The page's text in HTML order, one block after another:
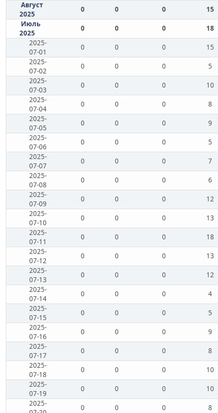
Август
2025
0 0 0
15
Июль
2025
0 0 0
18
2025-
07-01
0 0 0
15
2025-
07-02
0 0 0
5
2025-
07-03
0 0 0
10
2025-
07-04
0 0 0
8
2025-
07-05
0 0 0
9
2025-
07-06
0 0 0
5
2025-
07-07
0 0 0
7
2025-
07-08
0 0 0
6
2025-
07-09
0 0 0
12
2025-
07-10
0 0 0
13
2025-
07-11
0 0 0
18
2025-
07-12
0 0 0
13
2025-
07-13
0 0 0
12
2025-
07-14
0 0 0
4
2025-
07-15
0 0 0
5
2025-
07-16
0 0 0
9
2025-
07-17
0 0 0
8
2025-
07-18
0 0 0
10
2025-
07-19
0 0 0
10
2025-
0 0 0
8